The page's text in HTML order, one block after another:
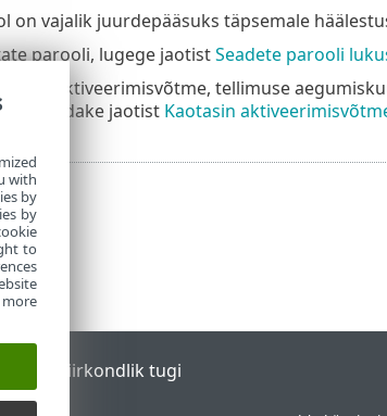
on vajalik juurdepääsuks täpsemale
parooli, lugege jaotistSeadete parooli
ESET-i aktiveerimisvõtme, tellimuse
vaadake jaotist Kaotasin
Piirkondlik tugi
with
by
by
to